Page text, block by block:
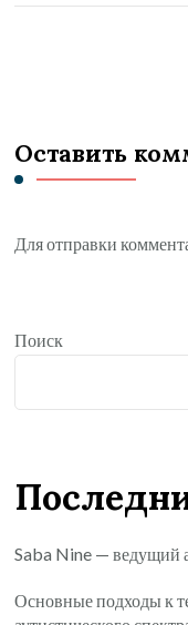
Оставить
Для отправки
Поиск
Saba Nine — ведущий
Основные подходы к